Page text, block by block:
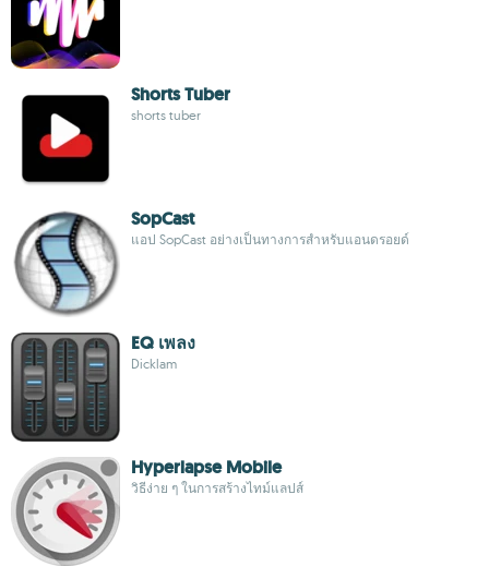
Shorts Tuber
shorts tuber
SopCast
แอป SopCast อย่างเป็นทางการสำหรับแอนดรอยด์
EQ เพลง
Dicklam
Hyperlapse Mobile
วิธีง่าย ๆ ในการสร้างไทม์แลปส์